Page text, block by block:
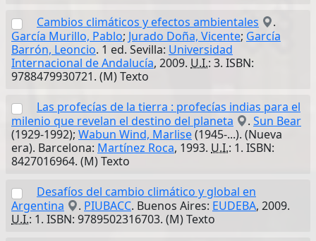
Cambios climáticos y efectos ambientales
.
García Murillo, Pablo; Jurado Doña, Vicente; García
Barrón, Leoncio. 1 ed. Sevilla: Universidad
Internacional de Andalucía, 2009. U.I.: 3. ISBN:
9788479930721. (M) Texto
Las profecías de la tierra : profecías indias para el
milenio que revelan el destino del planeta
. Sun Bear
(1929-1992); Wabun Wind, Marlise(1945-...). (Nueva
era). Barcelona: Martínez Roca, 1993. U.I.: 1. ISBN:
8427016964. (M) Texto
Desafíos del cambio climático y global en
Argentina
. PIUBACC. Buenos Aires: EUDEBA, 2009.
U.I.: 1. ISBN: 9789502316703. (M) Texto